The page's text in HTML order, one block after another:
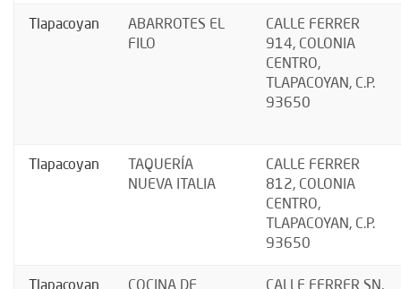
Tlapacoyan
ABARROTES EL
FILO
CALLE FERRER
914, COLONIA
CENTRO,
TLAPACOYAN, C.P.
93650
Tlapacoyan
TAQUERÍA
NUEVA ITALIA
CALLE FERRER
812, COLONIA
CENTRO,
TLAPACOYAN, C.P.
93650
Tlapacoyan COCINA DE CALLE FERRER SN,